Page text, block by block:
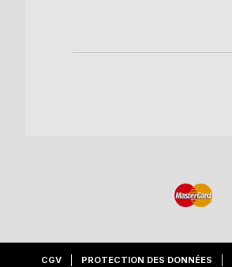
CGV PROTECTION DES DONNÉES